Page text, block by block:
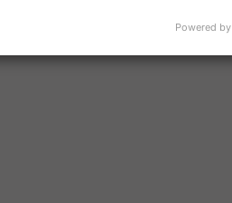
Powered by